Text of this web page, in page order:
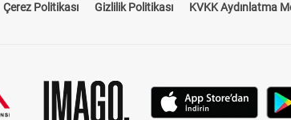
Çerez Politikası Gizlilik Politikası KVKK Aydınlatma